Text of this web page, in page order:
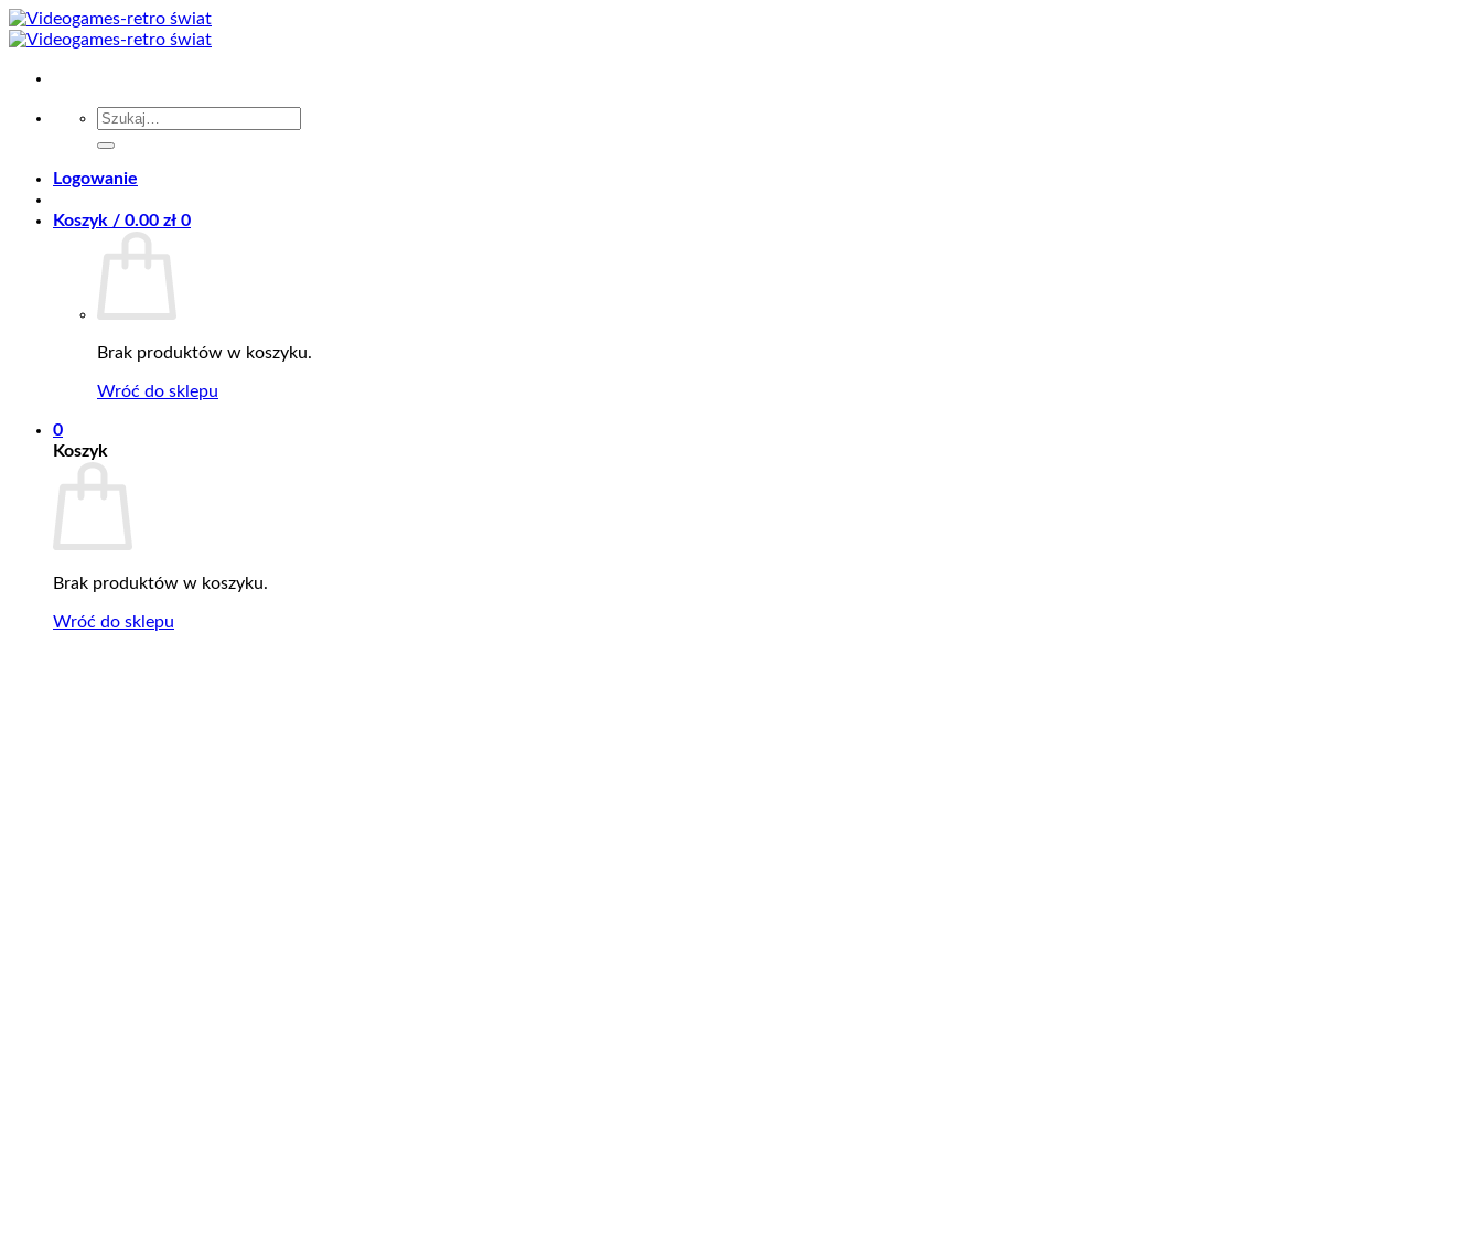
Przewiń
do
Szukaj:
Logowanie
Koszyk / 0.00 zł 0
Brak produktów w koszyku.
Wróć do sklepu
0
Koszyk
Brak produktów w koszyku.
Wróć do sklepu